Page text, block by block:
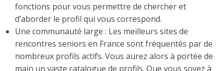
fonctions pour vous permettre de chercher et
d’aborder le profil qui vous correspond.
Une communauté large : Les meilleurs sites de
rencontres seniors en France sont fréquentés par de
nombreux profils actifs. Vous aurez alors à portée de
main un vaste catalogue de profils. Que vous soyez à